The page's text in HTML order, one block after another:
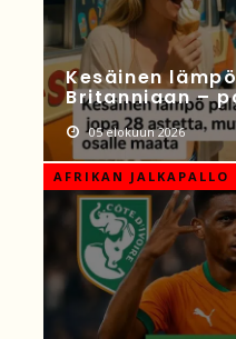
Kesäinen
Britanniaan –
05 elokuun 2026
AFRIKAN JALKAPALLO